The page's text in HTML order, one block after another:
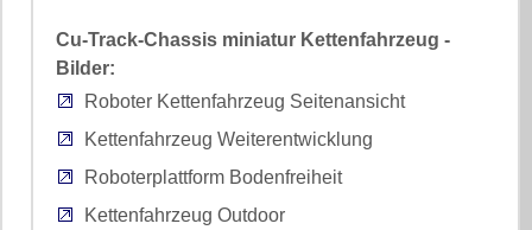
Cu-Track-Chassis miniatur Kettenfahrzeug -
Bilder:
Roboter Kettenfahrzeug Seitenansicht
Kettenfahrzeug Weiterentwicklung
Roboterplattform Bodenfreiheit
Kettenfahrzeug Outdoor